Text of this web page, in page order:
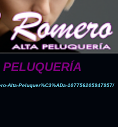
Alta-Peluquer%C3%ADa-107756205947957/